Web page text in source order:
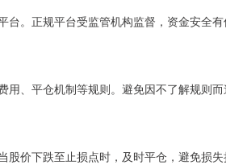
。正规平台受监管机构监督，资金安全有
、平仓机制等规则。避免因不了解规则而
价下跌至止损点时，及时平仓，避免损失